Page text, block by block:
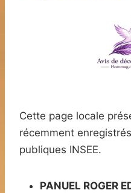
Cette page locale
récemment
publiques INSEE.
PANUEL ROGER